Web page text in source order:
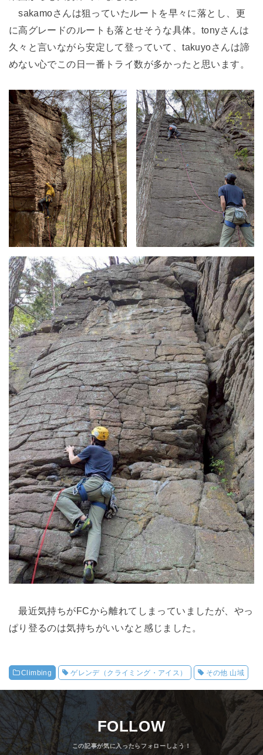
sakamoさんは狙っていたルートを早々に落とし、更
に高グレードのルートも落とせそうな具体。tonyさんは
久々と言いながら安定して登っていて、takuyoさんは諦
めない心でこの日一番トライ数が多かったと思います。
最近気持ちがFCから離れてしまっていましたが、やっ
ぱり登るのは気持ちがいいなと感じました。
Climbing ゲレンデ（クライミング・アイス） その他 山域
FOLLOW